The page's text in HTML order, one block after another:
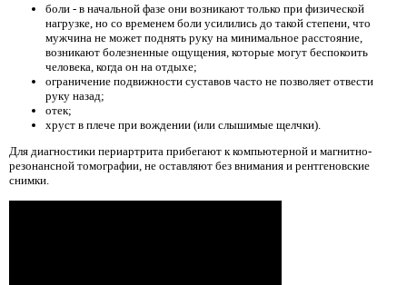
боли - в начальной фазе они возникают только при физической
нагрузке, но со временем боли усилились до такой степени, что
мужчина не может поднять руку на минимальное расстояние,
возникают болезненные ощущения, которые могут беспокоить
человека, когда он на отдыхе;
ограничение подвижности суставов часто не позволяет отвести
руку назад;
отек;
хруст в плече при вождении (или слышимые щелчки).
Для диагностики периартрита прибегают к компьютерной и магнитно-
резонансной томографии, не оставляют без внимания и рентгеновские
снимки.